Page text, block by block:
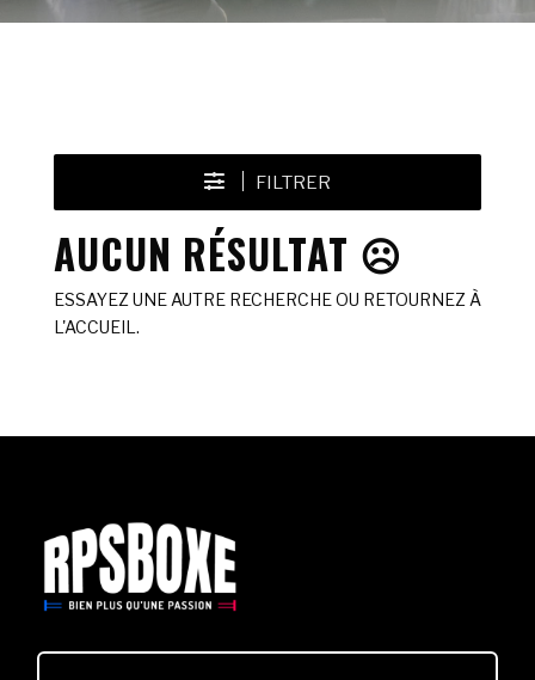
FILTRER
AUCUN RÉSULTAT ☹️
ESSAYEZ UNE AUTRE RECHERCHE OU RETOURNEZ À
L'ACCUEIL.